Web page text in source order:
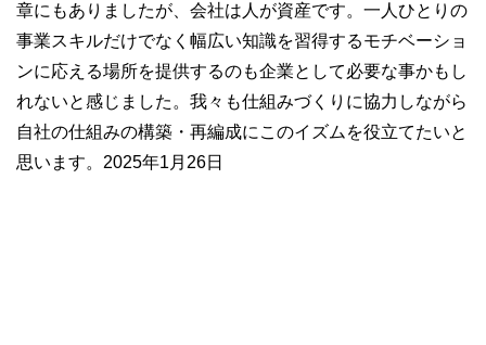
章にもありましたが、会社は人が資産です。一人ひとりの
事業スキルだけでなく幅広い知識を習得するモチベーショ
ンに応える場所を提供するのも企業として必要な事かもし
れないと感じました。我々も仕組みづくりに協力しながら
自社の仕組みの構築・再編成にこのイズムを役立てたいと
思います。2025年1月26日